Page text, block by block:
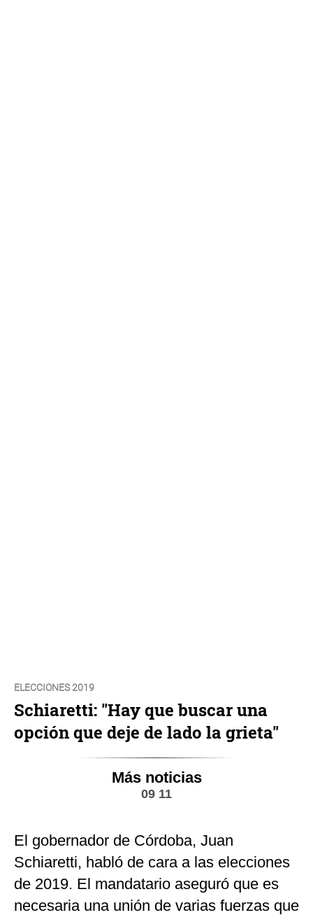
ELECCIONES 2019
Schiaretti: "Hay que buscar una
opción que deje de lado la grieta"
Más noticias
09 11
El gobernador de Córdoba, Juan
Schiaretti, habló de cara a las elecciones
de 2019. El mandatario aseguró que es
necesaria una unión de varias fuerzas que